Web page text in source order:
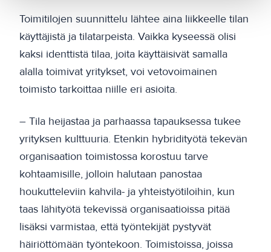
Toimitilojen suunnittelu lähtee aina liikkeelle tilan
käyttäjistä ja tilatarpeista. Vaikka kyseessä olisi
kaksi identtistä tilaa, joita käyttäisivät samalla
alalla toimivat yritykset, voi vetovoimainen
toimisto tarkoittaa niille eri asioita.
– Tila heijastaa ja parhaassa tapauksessa tukee
yrityksen kulttuuria. Etenkin hybridityötä tekevän
organisaation toimistossa korostuu tarve
kohtaamisille, jolloin halutaan panostaa
houkutteleviin kahvila- ja yhteistyötiloihin, kun
taas lähityötä tekevissä organisaatioissa pitää
lisäksi varmistaa, että työntekijät pystyvät
häiriöttömään työntekoon. Toimistoissa, joissa